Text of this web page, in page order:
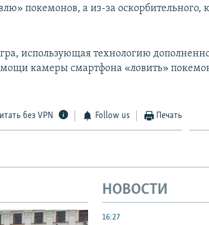
покемонов, а из-за оскорбительного,
использующая технологию
камеры смартфона «ловить»
без VPN Follow us Печать
НОВОСТИ
16:27